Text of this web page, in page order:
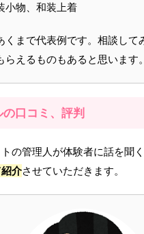
小物、和装上着
くまで代表例です。相談して
らえるものもあると思います。
口コミ、評判
の管理人が体験者に話を聞
介させていただきます。